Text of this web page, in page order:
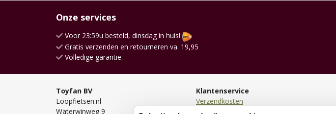
Onze services
Voor 23:59u besteld, dinsdag in huis!
Gratis verzenden en retourneren va. 19,95
Volledige garantie.
Toyfan BV
Loopfietsen.nl
Waterwinweg 9
Klantenservice
Verzendkosten
Bezorgen